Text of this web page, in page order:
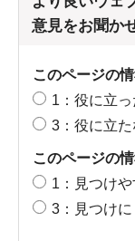
意見をお聞か
このページの
1：役に立っ
3：役に立た
このページの
1：見つけ
3：見つけに